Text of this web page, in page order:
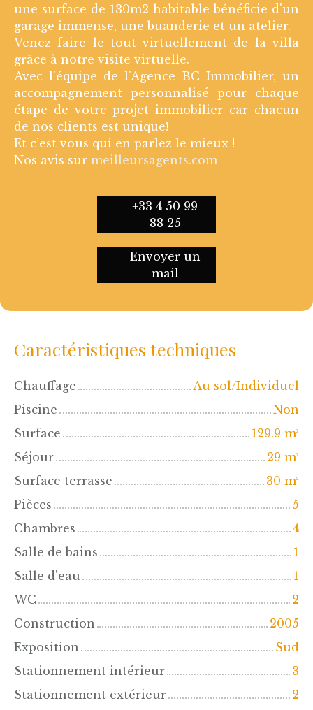
une surface de 130m2 habitable bénéficie d'un
garage immense, une buanderie et un atelier.
Venez faire le tout virtuellement de la villa
grâce à notre visite virtuelle.
Avec l'équipe de l'Agence BC Immobilier, un
accompagnement personnalisé pour chaque
étape de votre projet immobilier car chacun
de nos clients est unique!
Et c’est vous qui en parlez le mieux !
Nos avis sur meilleursagents.com
+33 4 50 99
88 25
Envoyer un
mail
Caractéristiques techniques
Chauffage
Au sol/Individuel
Piscine
Non
Surface
129.9 m²
Séjour
29 m²
Surface terrasse
30 m²
Pièces
5
Chambres
4
Salle de bains
1
Salle d'eau
1
WC
2
Construction
2005
Exposition
Sud
Stationnement intérieur
3
Stationnement extérieur
2